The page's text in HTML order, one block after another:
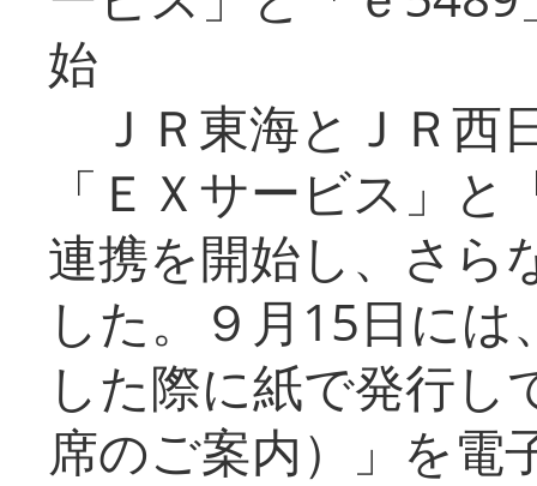
始
ＪＲ東海とＪＲ西
「ＥＸサービス」
連携を開始し、さら
した。９月15日に
した際に紙で発行し
席のご案内）」を電